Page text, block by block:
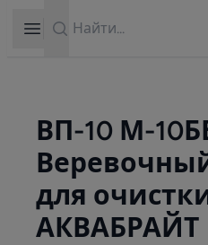
Open sidebar
ВП-10 М-
для
АКВАБРАЙТ